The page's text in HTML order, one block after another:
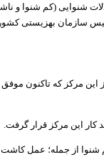
شنوایی (کم شنوا و
سازمان بهزیستی
این مرکز که تاکنون
کار این مرکز قرار گرفت.
شنوا از جمله؛ عمل کاشت